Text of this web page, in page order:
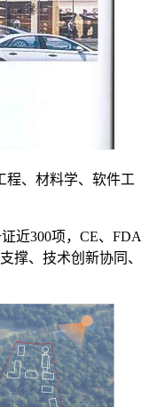
、材料学、软件工
近300项，CE、FDA
撑、技术创新协同、